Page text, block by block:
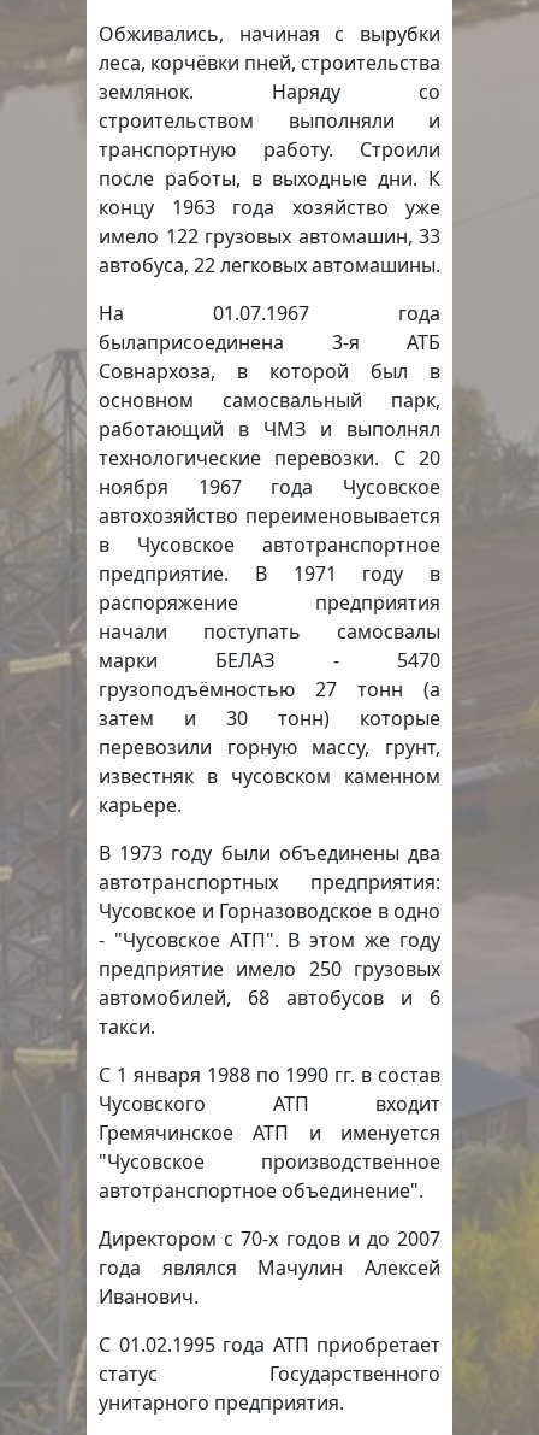
Обживались, начиная с вырубки
леса, корчёвки пней, строительства
землянок. Наряду со
строительством выполняли и
транспортную работу. Строили
после работы, в выходные дни. К
концу 1963 года хозяйство уже
имело 122 грузовых автомашин, 33
автобуса, 22 легковых автомашины.
На 01.07.1967 года
былаприсоединена 3-я АТБ
Совнархоза, в которой был в
основном самосвальный парк,
работающий в ЧМЗ и выполнял
технологические перевозки. С 20
ноября 1967 года Чусовское
автохозяйство переименовывается
в Чусовское автотранспортное
предприятие. В 1971 году в
распоряжение предприятия
начали поступать самосвалы
марки БЕЛАЗ - 5470
грузоподъёмностью 27 тонн (а
затем и 30 тонн) которые
перевозили горную массу, грунт,
известняк в чусовском каменном
карьере.
В 1973 году были объединены два
автотранспортных предприятия:
Чусовское и Горназоводское в одно
- "Чусовское АТП". В этом же году
предприятие имело 250 грузовых
автомобилей, 68 автобусов и 6
такси.
С 1 января 1988 по 1990 гг. в состав
Чусовского АТП входит
Гремячинское АТП и именуется
"Чусовское производственное
автотранспортное объединение".
Директором с 70-х годов и до 2007
года являлся Мачулин Алексей
Иванович.
С 01.02.1995 года АТП приобретает
статус Государственного
унитарного предприятия.